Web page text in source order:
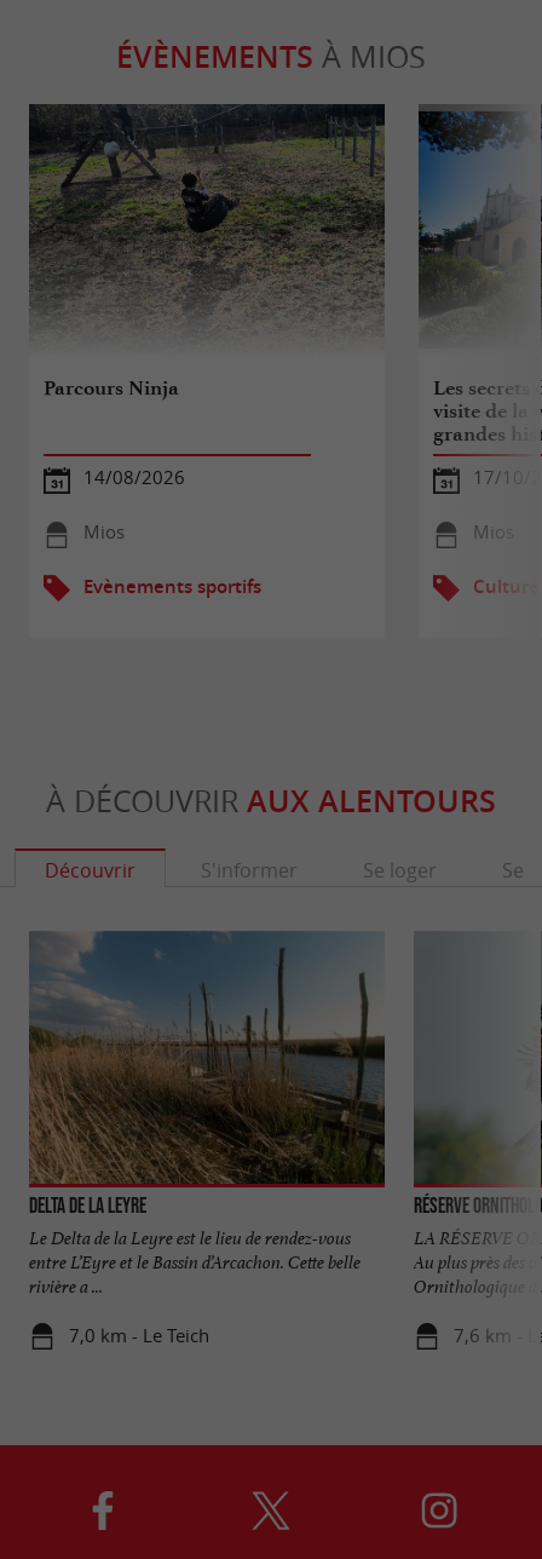
ÉVÈNEMENTS À MIOS
Parcours Ninja
14/08/2026
Mios
Evènements sportifs
Les secrets
visite de la
grandes
17/10/
Mios
Culture
À DÉCOUVRIR AUX ALENTOURS
Découvrir S'informer Se loger Se
Delta de la Leyre
Le Delta de la Leyre est le lieu de rendez-vous
entre L’Eyre et le Bassin d’Arcachon. Cette belle
rivière a ...
7,0 km - Le Teich
Réserve
LA RÉSERVE
Au plus près des
Ornithologique
7,6 km -